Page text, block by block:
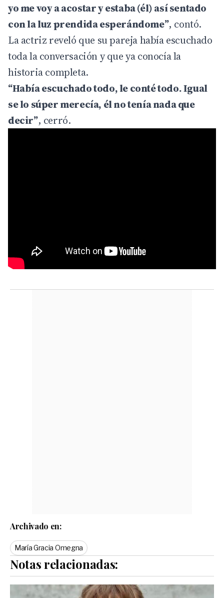
yo me voy a acostar y estaba (él) así sentado
con la luz prendida esperándome”, contó.
La actriz reveló que su pareja había escuchado
toda la conversación y que ya conocía la
historia completa.
“Había escuchado todo, le conté todo. Igual
se lo súper merecía, él no tenía nada que
decir”, cerró.
Archivado en:
María Gracia Omegna
Notas relacionadas: